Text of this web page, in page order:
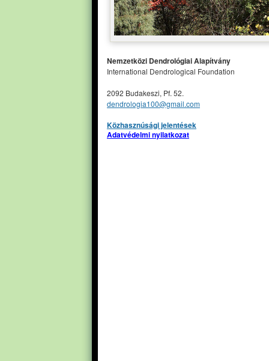
Nemzetközi Dendrológiai Alapítvány
International Dendrological Foundation
2092 Budakeszi, Pf. 52.
dendrologia100@gmail.com
Közhasznúsági jelentések
Adatvédelmi nyilatkozat